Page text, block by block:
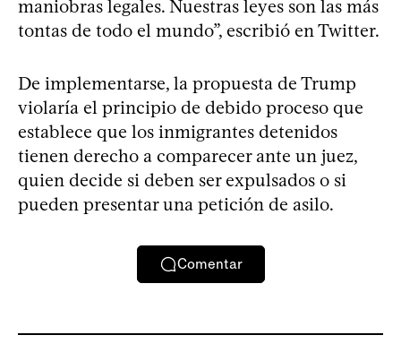
maniobras legales. Nuestras leyes son las más
tontas de todo el mundo”, escribió en Twitter.
De implementarse, la propuesta de Trump
violaría el principio de debido proceso que
establece que los inmigrantes detenidos
tienen derecho a comparecer ante un juez,
quien decide si deben ser expulsados o si
pueden presentar una petición de asilo.
Comentar